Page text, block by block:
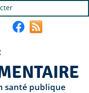
santé publique